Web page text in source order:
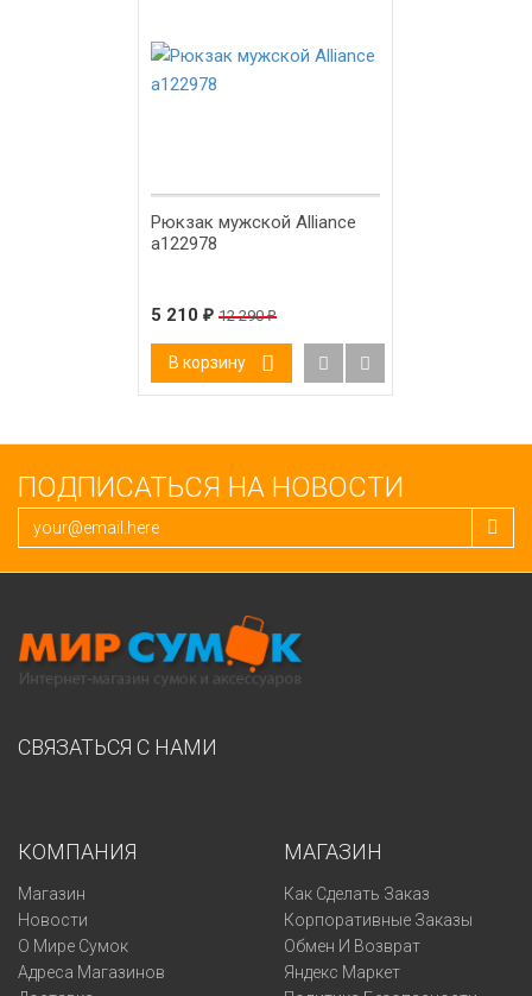
Рюкзак мужской Alliance
а122978
5 210 ₽ 12 290₽
В корзину
ПОДПИСАТЬСЯ НА НОВОСТИ
СВЯЗАТЬСЯ С НАМИ
КОМПАНИЯ
Магазин
Новости
О Мире Сумок
Адреса Магазинов
МАГАЗИН
Как Сделать Заказ
Корпоративные Заказы
Обмен И Возврат
Яндекс Маркет